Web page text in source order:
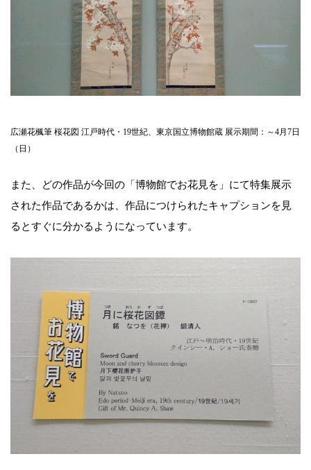
広瀬花楓筆 桜花図 江戸時代・19世紀、東京国立博物館蔵 展示期間：～4月7日
（日）
また、どの作品が今回の「博物館でお花見を」にて特集展示
された作品であるかは、作品につけられたキャプションを見
るとすぐに分かるようになっています。